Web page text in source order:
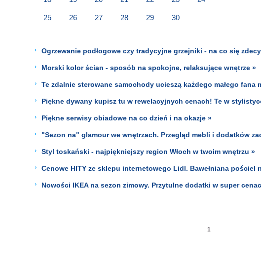
25 26 27 28 29 30
Ogrzewanie podłogowe czy tradycyjne grzejniki - na co się
Morski kolor ścian - sposób na spokojne, relaksujące wnętrze »
Te zdalnie sterowane samochody ucieszą każdego małego fana
Piękne dywany kupisz tu w rewelacyjnych cenach! Te w
Piękne serwisy obiadowe na co dzień i na okazje »
"Sezon na" glamour we wnętrzach. Przegląd mebli i dodatków
Styl toskański - najpiękniejszy region Włoch w twoim wnętrzu »
Cenowe HITY ze sklepu internetowego Lidl. Bawełniana pościel
Nowości IKEA na sezon zimowy. Przytulne dodatki w super
1